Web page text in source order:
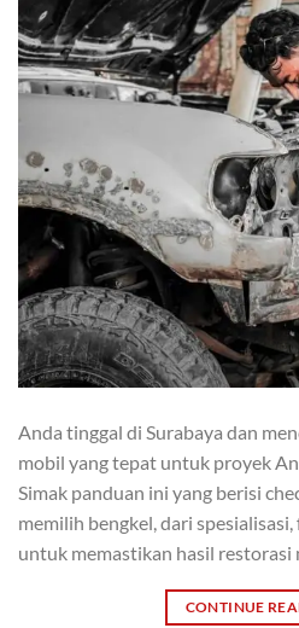
Anda tinggal di Surabaya dan
mobil yang tepat untuk proyek
Simak panduan ini yang berisi
memilih bengkel, dari
untuk memastikan hasil restorasi
CONTINUE